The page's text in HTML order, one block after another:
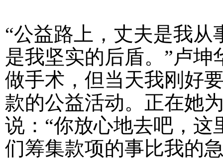
“公益路上，丈夫是我
是我坚实的后盾。”卢
做手术，但当天我刚好
款的公益活动。正在她
说：“你放心地去吧，
们筹集款项的事比我的